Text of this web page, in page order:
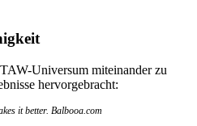
Universum miteinander zu
hervorgebracht:
it better. Balbooa.com